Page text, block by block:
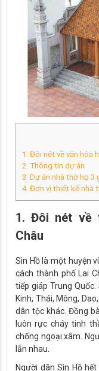
1. Đôi nét về văn hóa
2. Thông tin dự án
3. Dự án nhà thờ họ 3
4. Đơn vị thiết kế nhà
1. Đôi nét về
Châu
Sìn Hồ là một huyện
cách thành phố Lai
tiếp giáp Trung
Kinh, Thái, Mông,
dân tộc khác. Đồng
luôn rực cháy tinh
chống ngoại xâm.
lẫn nhau.
Người dân Sìn Hồ